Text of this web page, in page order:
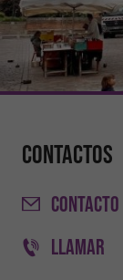
Contactos
CONTACTO
LLAMAR